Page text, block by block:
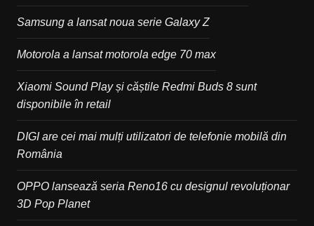
Samsung a lansat noua serie Galaxy Z
Motorola a lansat motorola edge 70 max
Xiaomi Sound Play și căștile Redmi Buds 8 sunt
disponibile în retail
DIGI are cei mai mulți utilizatori de telefonie mobilă din
România
OPPO lansează seria Reno16 cu designul revoluționar
3D Pop Planet